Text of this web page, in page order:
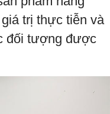
trị thực tiễn và
đối tượng được